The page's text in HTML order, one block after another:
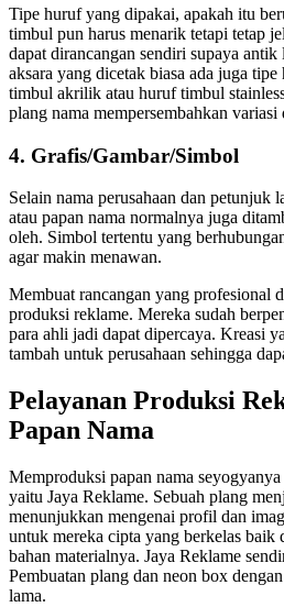
Tipe huruf yang dipakai, apakah itu
timbul pun harus menarik tetapi tetap
dapat dirancangan sendiri supaya antik
aksara yang dicetak biasa ada juga
timbul akrilik atau huruf timbul
plang nama mempersembahkan
4. Grafis/Gambar/Simbol
Selain nama perusahaan dan petunjuk
atau papan nama normalnya juga
oleh. Simbol tertentu yang
agar makin menawan.
Membuat rancangan yang profesional
produksi reklame. Mereka sudah
para ahli jadi dapat dipercaya. Kreasi
tambah untuk perusahaan sehingga
Pelayanan Produksi
Papan Nama
Memproduksi papan nama
yaitu Jaya Reklame. Sebuah plang
menunjukkan mengenai profil dan
untuk mereka cipta yang berkelas baik
bahan materialnya. Jaya Reklame
Pembuatan plang dan neon box
lama.